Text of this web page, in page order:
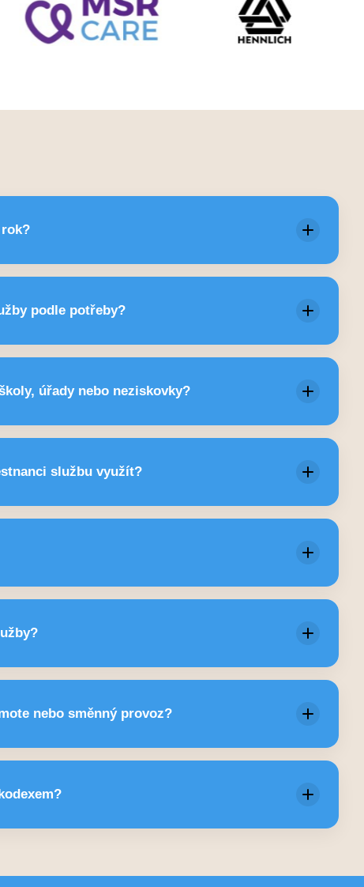
začíná pilotem a podle výsledků program rozšíří.
podle potřeby?
jsou orientační — službu nastavíme na míru.
úřady nebo neziskovky?
pro všechny typy organizací.
službu využít?
pomůžeme s komunikací.
nebo směnný provoz?
24/7 pro všechny typy zaměstnanců.